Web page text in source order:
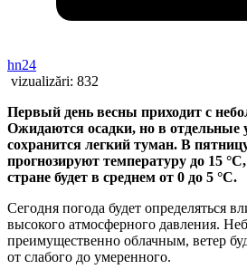
hn24
vizualizări: 832
Первый день весны приходит с
Ожидаются осадки, но в отдельные
сохранится легкий туман. В
прогнозируют температуру до 15
стране будет в среднем от 0 до 5 °C.
Сегодня погода будет определяться
высокого атмосферного давления.
преимущественно облачным, ветер
от слабого до умеренного.